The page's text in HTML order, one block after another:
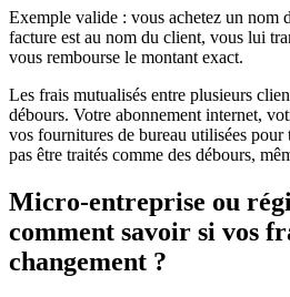
Exemple valide : vous achetez un nom
facture est au nom du client, vous lui
vous rembourse le montant exact.
Les frais mutualisés entre plusieurs
débours. Votre abonnement internet,
vos fournitures de bureau utilisées pour
pas être traités comme des débours,
Micro-entreprise ou
comment savoir si vos
changement ?